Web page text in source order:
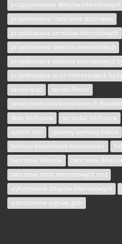
pozycjonowanie sklepów internetowych
projektowanie i tworzenie stron www
projektowanie serwisów internetowych
projektowanie sklepów internetowych
projektowanie sklepów internetowych
projektowanie stron internetowych
serwis ipad
serwis iPhone
serwis telefonów komórkowych
skup telefonów
sprzedaż telefonów
system cms
systemy wymiany linków
telefony komórkowe mazowieckie
tworzenie sklepów
tworzenie
tworzenie stron internetowych cms
wykonywanie sklepów internetowych
wzmocnienie sygnału gsm